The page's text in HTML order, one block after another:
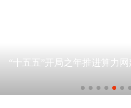
“十五五”开局之年推进算力
全身的工作”——突